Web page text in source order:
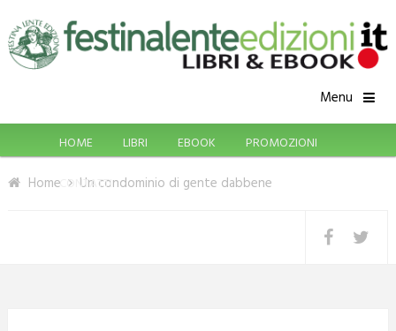
Menu
HOME LIBRI EBOOK
PROMOZIONI
CONTATTI
Home Un condominio di gente dabbene